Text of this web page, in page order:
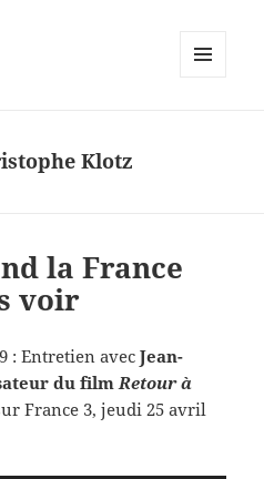
Klotz
la France
voir
: Entretien avecJean-
du filmRetour à
France 3, jeudi 25 avril